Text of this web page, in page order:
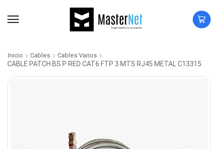
Inicio Cables Cables Varios
CABLE PATCH BS P RED CAT6 FTP 3 MTS RJ45 METAL C13315